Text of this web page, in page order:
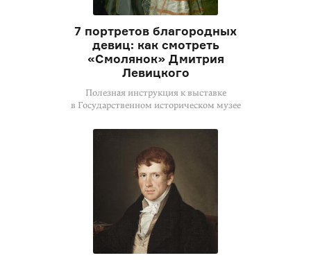
7 портретов благородных
девиц: как смотреть
«Смолянок» Дмитрия
Левицкого
Полезная инструкция к выставке
в Государственном историческом музее